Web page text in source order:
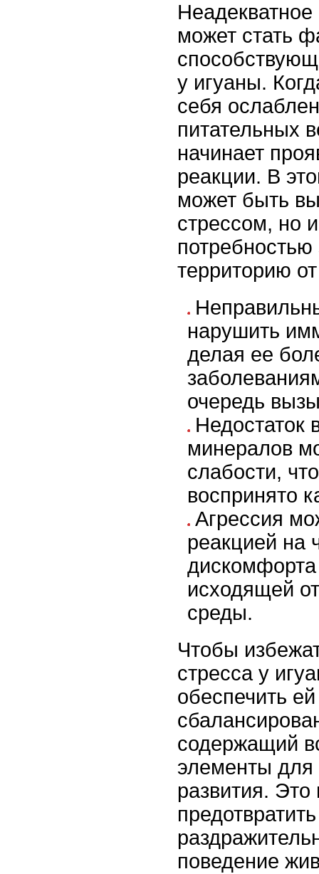
может стать
у игуаны.
себя
питательных
начинает
реакции. В
может быть
стрессом, но
территорию от
нарушить
делая ее
очередь
Недостаток
минералов
слабости,
воспринято
Агрессия
реакцией на
исходящей
среды.
Чтобы
стресса у
обеспечить
содержащий
элементы для
развития.
поведение